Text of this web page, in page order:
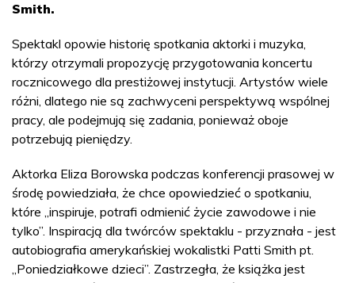
Smith.
Spektakl opowie historię spotkania aktorki i muzyka,
którzy otrzymali propozycję przygotowania koncertu
rocznicowego dla prestiżowej instytucji. Artystów wiele
różni, dlatego nie są zachwyceni perspektywą wspólnej
pracy, ale podejmują się zadania, ponieważ oboje
potrzebują pieniędzy.
Aktorka Eliza Borowska podczas konferencji prasowej w
środę powiedziała, że chce opowiedzieć o spotkaniu,
które „inspiruje, potrafi odmienić życie zawodowe i nie
tylko”. Inspiracją dla twórców spektaklu - przyznała - jest
autobiografia amerykańskiej wokalistki Patti Smith pt.
„Poniedziałkowe dzieci”. Zastrzegła, że książka jest